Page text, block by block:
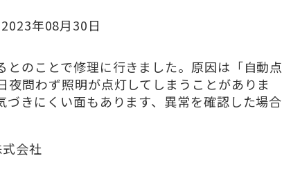
年08月30日
とのことで修理に行きました。原因は「自動点
問わず照明が点灯してしまうことがありま
づきにくい面もあります、異常を確認した場合
会社